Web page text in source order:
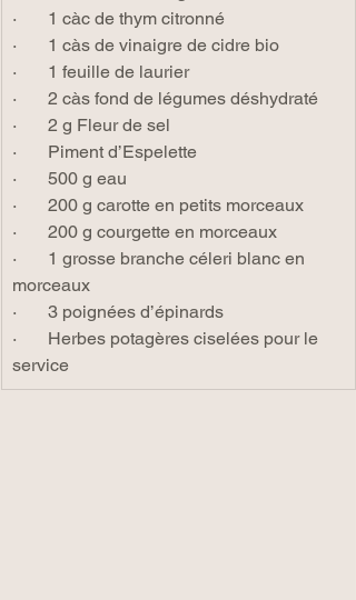
·       1 càc de thym citronné
·       1 càs de vinaigre de cidre bio
·       1 feuille de laurier
·       2 càs fond de légumes déshydraté
·       2 g Fleur de sel
·       Piment d’Espelette
·       500 g eau
·       200 g carotte en petits morceaux
·       200 g courgette en morceaux
·       1 grosse branche céleri blanc en
morceaux
·       3 poignées d’épinards
·       Herbes potagères ciselées pour le
service